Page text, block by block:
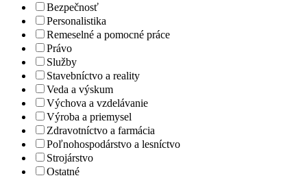
Bezpečnosť
Personalistika
Remeselné a pomocné práce
Právo
Služby
Stavebníctvo a reality
Veda a výskum
Výchova a vzdelávanie
Výroba a priemysel
Zdravotníctvo a farmácia
Poľnohospodárstvo a lesníctvo
Strojárstvo
Ostatné